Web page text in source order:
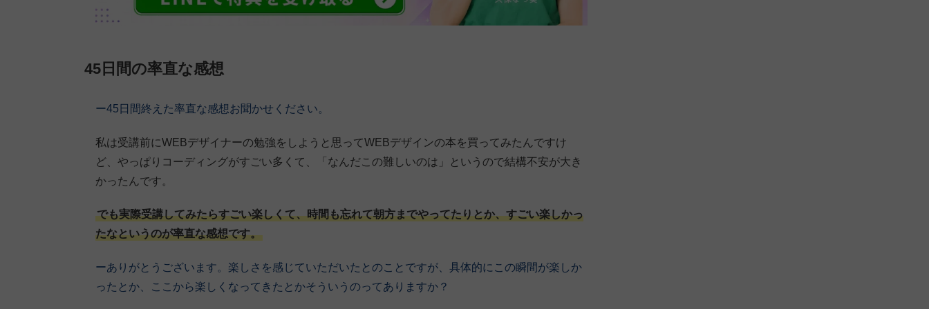
45日間の率直な感想
ー45日間終えた率直な感想お聞かせください。
私は受講前にWEBデザイナーの勉強をしようと思ってWEBデザインの本を買ってみたんですけ
ど、やっぱりコーディングがすごい多くて、「なんだこの難しいのは」というので結構不安が大き
かったんです。
でも実際受講してみたらすごい楽しくて、時間も忘れて朝方までやってたりとか、すごい楽しかっ
たなというのが率直な感想です。
ーありがとうございます。楽しさを感じていただいたとのことですが、具体的にこの瞬間が楽しか
ったとか、ここから楽しくなってきたとかそういうのってありますか？